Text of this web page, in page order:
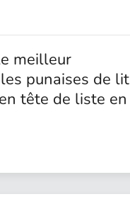
meilleur
punaises de lit
tête de liste en